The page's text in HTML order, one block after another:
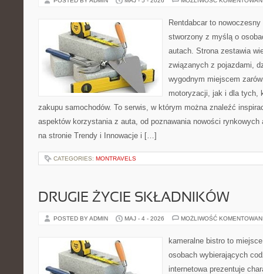
Rentdabcar to
stworzony z myślą o
autach. Strona zestawia
związanych z pojazdami,
wygodnym miejscem
motoryzacji, jak i dla tych,
zakupu samochodów. To serwis, w którym można znaleźć
aspektów korzystania z auta, od poznawania nowości
na stronie Trendy i Innowacje i […]
CATEGORIES: MONTRAVELS
DRUGIE ŻYCIE SKŁADNIKÓW
POSTED BY ADMIN MAJ - 4 - 2026 MOŻLIWOŚĆ
kameralne bistro to
osobach wybierających
internetowa prezentuje